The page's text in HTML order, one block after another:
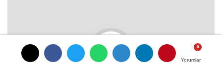
Yorumlar
Yorumlar